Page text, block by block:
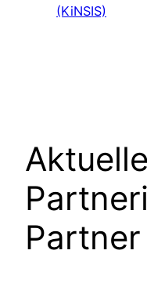
(KiNSIS)
Partner